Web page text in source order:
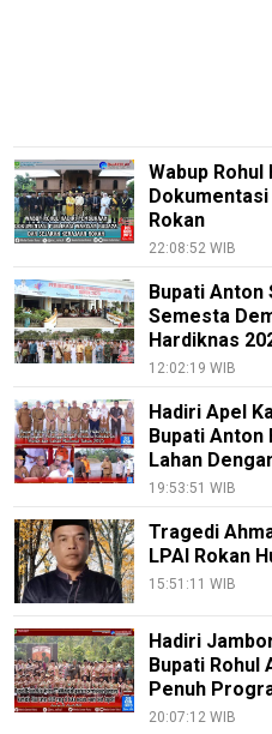
Wabup
Dokumentasi
Rokan
22:08:52 WIB
Bupati Anton
Semesta
Hardiknas
12:02:19 WIB
Hadiri Apel
Bupati Anton
Lahan
19:53:51 WIB
Tragedi
LPAI Rokan
15:51:11 WIB
Hadiri
Bupati Rohul
Penuh
20:07:12 WIB
Smartphone
Guide
EduBudaya
TeknoGame
Economy
Tekno
Recipes
Loker
InfoKepri
KuansingTerkini
Sehat
PotensiRohil